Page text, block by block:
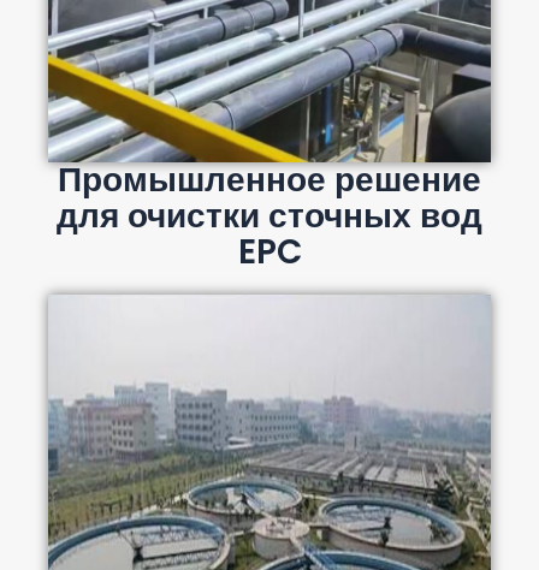
Промышленное решение
для очистки сточных вод
EPC